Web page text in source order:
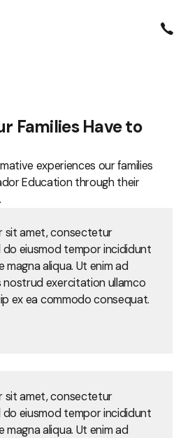
Families Have to
experiences our families
Education through their
sit amet, consectetur
do eiusmod tempor incididunt
aliqua. Ut enim ad
nostrud exercitation ullamco
ex ea commodo consequat.
sit amet, consectetur
do eiusmod tempor incididunt
aliqua. Ut enim ad